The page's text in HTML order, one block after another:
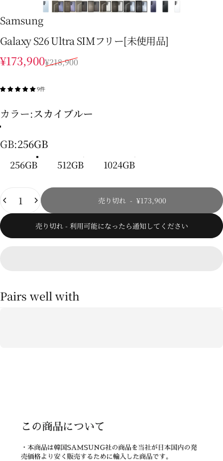
Samsung
Galaxy S26 Ultra SIMフリー[未使用品]
販売価格
¥173,900
通常価格¥218,900
9件
カラー
カラー:スカイブルー
GB
GB:256GB
256GB 512GB 1024GB
売り切れ- ¥173,900
売り切れ - 利用可能になったら通知してください
Pairs well with